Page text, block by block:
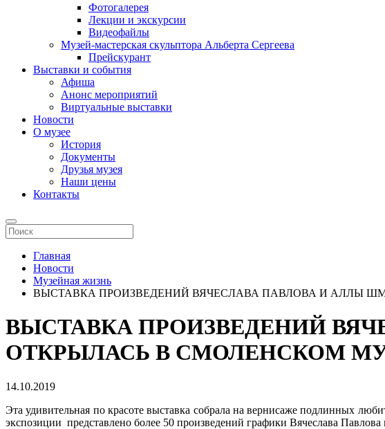
Фотогалерея
Лекции и экскурсии
Видеофайлы
Музей-мастерская скульптора Альберта Сергеева
Прейскурант
Выставки и события
Афиша
Анонс мероприятий
Виртуальные выставки
Новости
О музее
История
Документы
Друзья музея
Наши цены
Контакты
Главная
Новости
Музейная жизнь
ВЫСТАВКА ПРОИЗВЕДЕНИЙ ВЯЧЕСЛАВА ПАВЛОВА И АЛЛЫ
ВЫСТАВКА ПРОИЗВЕДЕНИЙ
ОТКРЫЛАСЬ В СМОЛЕНСКОМ
14.10.2019
Эта удивительная по красоте выставка собрала на вернисаже подлинных
экспозиции представлено более 50 произведений графики Вячеслава